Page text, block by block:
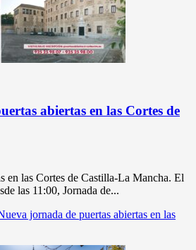
abiertas en las Cortes de
en las Cortes de Castilla-La Mancha. El
las 11:00, Jornada de...
jornada de puertas abiertas en las